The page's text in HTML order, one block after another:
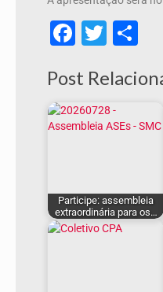
Post
Participe: assembleia
extraordinária para os…